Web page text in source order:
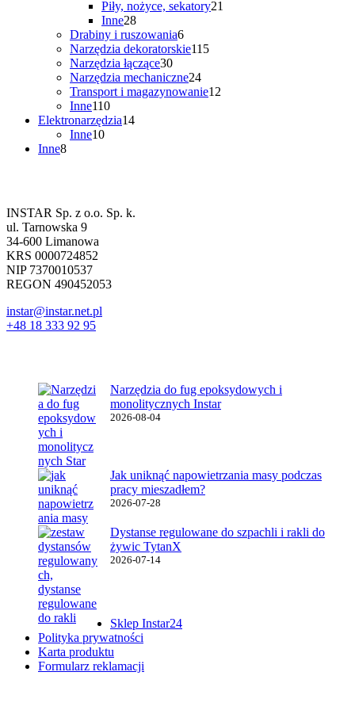
Piły, nożyce, sekatory21
Inne2828
produktów
Drabiny i ruszowania66
produktów
Narzędzia dekoratorskie115115
Narzędzia łączące3030
produktów
Narzędzia mechaniczne2424
produkty
Transport i magazynowanie12
Inne110110
produktów
Elektronarzędzia1414
Inne1010
Inne88
INSTAR Sp. z o.o. Sp. k.
ul. Tarnowska 9
34-600 Limanowa
KRS 0000724852
NIP 7370010537
REGON 490452053
instar@instar.net.pl
+48 18 333 92 95
Narzędzia do fug epoksydowych i
monolitycznych Instar
2026-08-04
Jak uniknąć napowietrzania masy podczas
pracy mieszadłem?
2026-07-28
Dystanse regulowane do szpachli i rakli do
żywic TytanX
2026-07-14
Sklep Instar24
Polityka prywatności
Karta produktu
Formularz reklamacji